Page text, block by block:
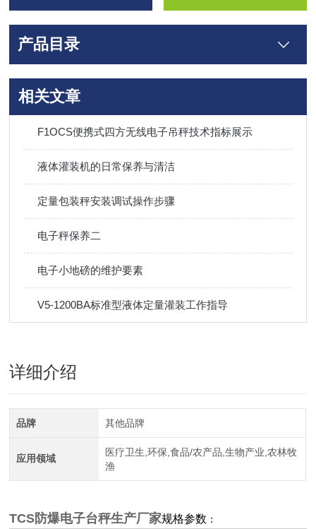
产品目录
相关文章
F1OCS便携式四方无线电子吊秤技术指标展示
液体灌装机的日常保养与清洁
定量包装秤安装调试操作步骤
电子秤保养二
电子小地磅的维护要素
V5-1200BA标准型液体定量灌装工作指导
详细介绍
品牌 其他品牌
应用领域
医疗卫生,环保,食品/农产品,生物产业,农林牧
渔
TCS防爆电子台秤生产厂家规格参数 ：